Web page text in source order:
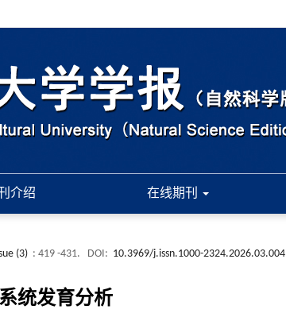
介绍 在线期刊
(3) : 419 -431. DOI: 10.3969/j.issn.1000-2324.2026.03.004
统发育分析